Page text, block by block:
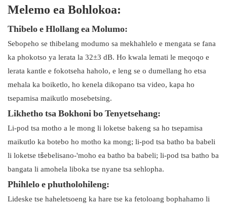
Melemo ea Bohlokoa:
Thibelo e Hlollang ea Molumo:
Sebopeho se thibelang modumo sa mekhahlelo e mengata se fana
ka phokotso ya lerata la 32±3 dB. Ho kwala lemati le meqoqo e
lerata kantle e fokotseha haholo, e leng se o dumellang ho etsa
mehala ka boiketlo, ho kenela dikopano tsa video, kapa ho
tsepamisa maikutlo mosebetsing.
Likhetho tsa Bokhoni bo Tenyetsehang:
Li-pod tsa motho a le mong li loketse bakeng sa ho tsepamisa
maikutlo ka botebo ho motho ka mong; li-pod tsa batho ba babeli
li loketse tšebelisano-'moho ea batho ba babeli; li-pod tsa batho ba
bangata li amohela liboka tse nyane tsa sehlopha.
Phihlelo e phutholohileng:
Lideske tse haheletsoeng ka hare tse ka fetoloang bophahamo li